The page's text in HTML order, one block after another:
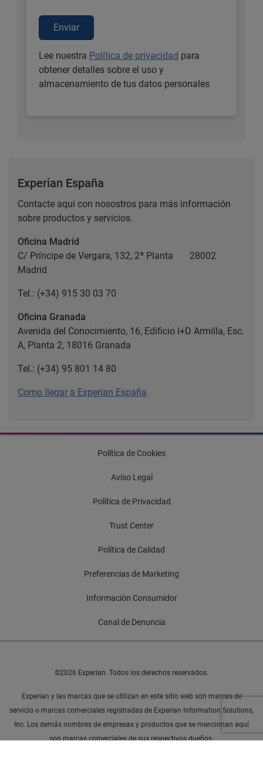
Enviar
Lee nuestra Política de privacidad para
obtener detalles sobre el uso y
almacenamiento de tus datos personales
Experian España
Contacte aqui con nosostros para más información
sobre productos y servicios.
Oficina Madrid
C/ Príncipe de Vergara, 132, 2ª Planta 28002
Madrid
Tel.: (+34) 915 30 03 70
Oficina Granada
Avenida del Conocimiento, 16, Edificio I+D Armilla, Esc.
A, Planta 2, 18016 Granada
Tel.: (+34) 95 801 14 80
Como llegar a Experian España
Política de Cookies
Aviso Legal
Política de Privacidad
Trust Center
Política de Calidad
Preferencias de Marketing
Información Consumidor
Canal de Denuncia
©2026 Experian. Todos los derechos reservados.
Experian y las marcas que se utilizan en este sitio web son marcas de
servicio o marcas comerciales registradas de Experian Information Solutions,
Inc. Los demás nombres de empresas y productos que se mencionan aquí
son marcas comerciales de sus respectivos dueños.